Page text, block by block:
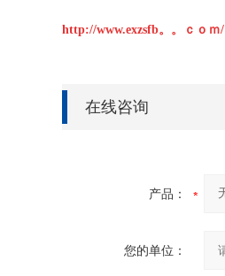
http://www.exzsfb。。ｃｏｍ/
在线咨询
产品：
您的单位：